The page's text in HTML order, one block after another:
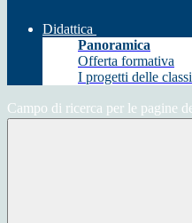
Didattica
Panoramica
Offerta formativa
I progetti delle classi
Campo di ricerca per le pagine